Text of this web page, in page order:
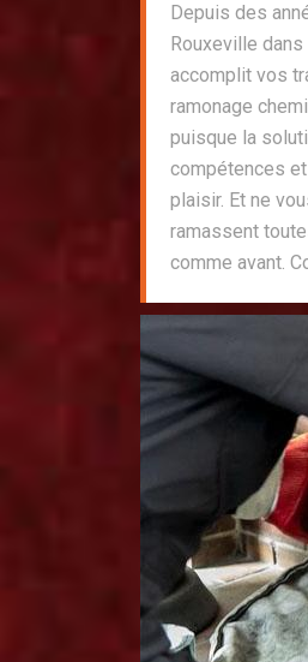
Depuis des
Rouxeville
accomplit vos
ramonage
puisque la
compétences
plaisir. Et ne
ramassent
comme avant.